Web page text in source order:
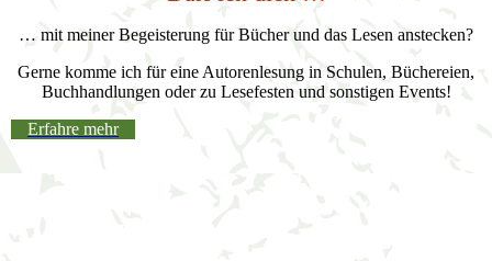
… mit meiner Begeisterung für Bücher und das Lesen anstecken?
Gerne komme ich für eine Autorenlesung in Schulen, Büchereien,
Buchhandlungen oder zu Lesefesten und sonstigen Events!
Erfahre mehr